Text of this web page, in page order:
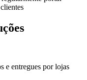
e entregues por lojas